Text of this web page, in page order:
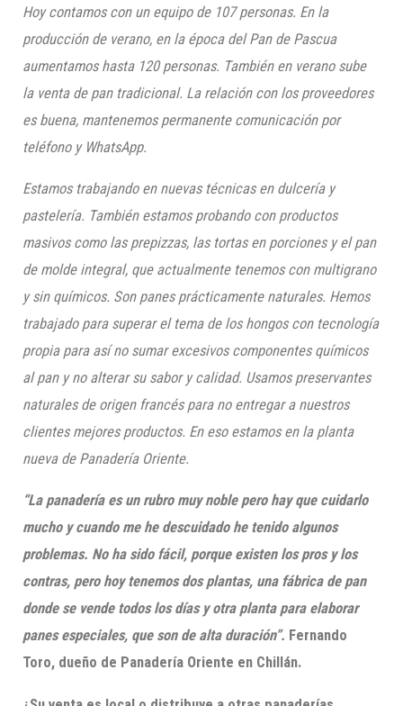
Hoy contamos con un equipo de 107 personas. En la
producción de verano, en la época del Pan de Pascua
aumentamos hasta 120 personas. También en verano sube
la venta de pan tradicional. La relación con los proveedores
es buena, mantenemos permanente comunicación por
teléfono y WhatsApp.
Estamos trabajando en nuevas técnicas en dulcería y
pastelería. También estamos probando con productos
masivos como las prepizzas, las tortas en porciones y el pan
de molde integral, que actualmente tenemos con multigrano
y sin químicos. Son panes prácticamente naturales. Hemos
trabajado para superar el tema de los hongos con tecnología
propia para así no sumar excesivos componentes químicos
al pan y no alterar su sabor y calidad. Usamos preservantes
naturales de origen francés para no entregar a nuestros
clientes mejores productos. En eso estamos en la planta
nueva de Panadería Oriente.
“La panadería es un rubro muy noble pero hay que cuidarlo
mucho y cuando me he descuidado he tenido algunos
problemas. No ha sido fácil, porque existen los pros y los
contras, pero hoy tenemos dos plantas, una fábrica de pan
donde se vende todos los días y otra planta para elaborar
panes especiales, que son de alta duración”. Fernando
Toro, dueño de Panadería Oriente en Chillán.